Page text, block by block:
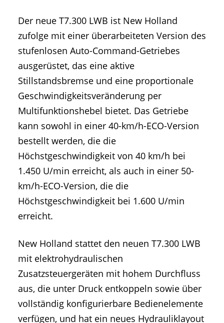
Der neue T7.300 LWB ist New Holland
zufolge mit einer überarbeiteten Version des
stufenlosen Auto-Command-Getriebes
ausgerüstet, das eine aktive
Stillstandsbremse und eine proportionale
Geschwindigkeitsveränderung per
Multifunktionshebel bietet. Das Getriebe
kann sowohl in einer 40-km/h-ECO-Version
bestellt werden, die die
Höchstgeschwindigkeit von 40 km/h bei
1.450 U/min erreicht, als auch in einer 50-
km/h-ECO-Version, die die
Höchstgeschwindigkeit bei 1.600 U/min
erreicht.
New Holland stattet den neuen T7.300 LWB
mit elektrohydraulischen
Zusatzsteuergeräten mit hohem Durchfluss
aus, die unter Druck entkoppeln sowie über
vollständig konfigurierbare Bedienelemente
verfügen, und hat ein neues Hydrauliklayout